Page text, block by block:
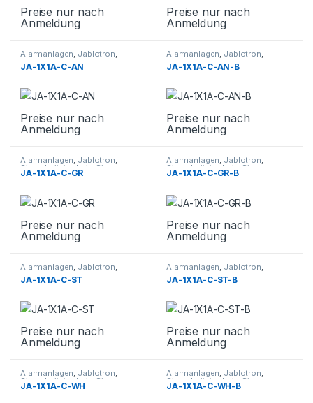
Preise nur nach
Anmeldung
Preise nur nach
Anmeldung
Alarmanlagen, Jablotron,
Sicherheitstechnik
JA-1X1A-C-AN
Preise nur nach
Anmeldung
Alarmanlagen, Jablotron,
Sicherheitstechnik,
JA-1X1A-C-AN-B
Preise nur nach
Anmeldung
Alarmanlagen, Jablotron,
Sicherheitstechnik Sirenen
JA-1X1A-C-GR
Preise nur nach
Anmeldung
Alarmanlagen, Jablotron,
Sicherheitstechnik, Sirenen
JA-1X1A-C-GR-B
Preise nur nach
Anmeldung
Alarmanlagen, Jablotron,
Sicherheitstechnik Sirenen
JA-1X1A-C-ST
Preise nur nach
Anmeldung
Alarmanlagen, Jablotron,
Sicherheitstechnik Sirenen
JA-1X1A-C-ST-B
Preise nur nach
Anmeldung
Alarmanlagen, Jablotron,
Sicherheitstechnik Sirenen
JA-1X1A-C-WH
Alarmanlagen, Jablotron,
Sicherheitstechnik, Sirenen
JA-1X1A-C-WH-B